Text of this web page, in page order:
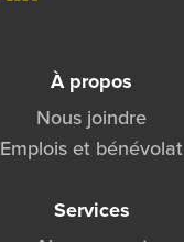
À propos
Nous joindre
Emplois et bénévolat
Services